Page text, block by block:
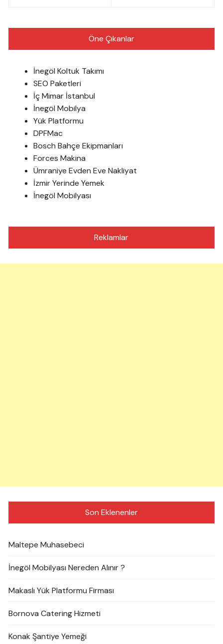
Öne Çıkanlar
İnegöl Koltuk Takımı
SEO Paketleri
İç Mimar İstanbul
İnegöl Mobilya
Yük Platformu
DPFMac
Bosch Bahçe Ekipmanları
Forces Makina
Ümraniye Evden Eve Nakliyat
İzmir Yerinde Yemek
İnegöl Mobilyası
Reklamlar
Son Eklenenler
Maltepe Muhasebeci
İnegöl Mobilyası Nereden Alınır ?
Makaslı Yük Platformu Firması
Bornova Catering Hizmeti
Konak Şantiye Yemeği